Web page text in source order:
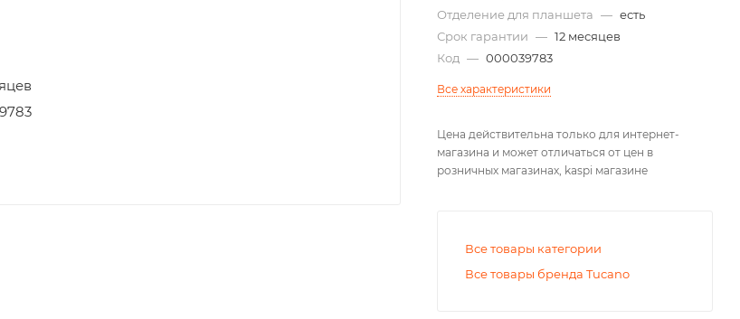
Отделение для планшета — есть
Срок гарантии — 12 месяцев
Код — 000039783
Все характеристики
Цена действительна только для интернет-
магазина и может отличаться от цен в
розничных магазинах, kaspi магазине
Все товары категории
Все товары бренда Tucano